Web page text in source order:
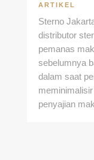
ARTIKEL
Sterno
distributor
pemanas
sebelumnya
dalam saat
penyajian